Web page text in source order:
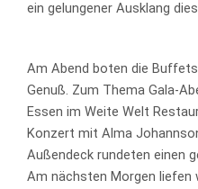
ein gelungener Ausklang
Am Abend boten die
Genuß. Zum Thema Gala-
Essen im Weite Welt
Konzert mit Alma
Außendeck rundeten einen
Am nächsten Morgen liefen